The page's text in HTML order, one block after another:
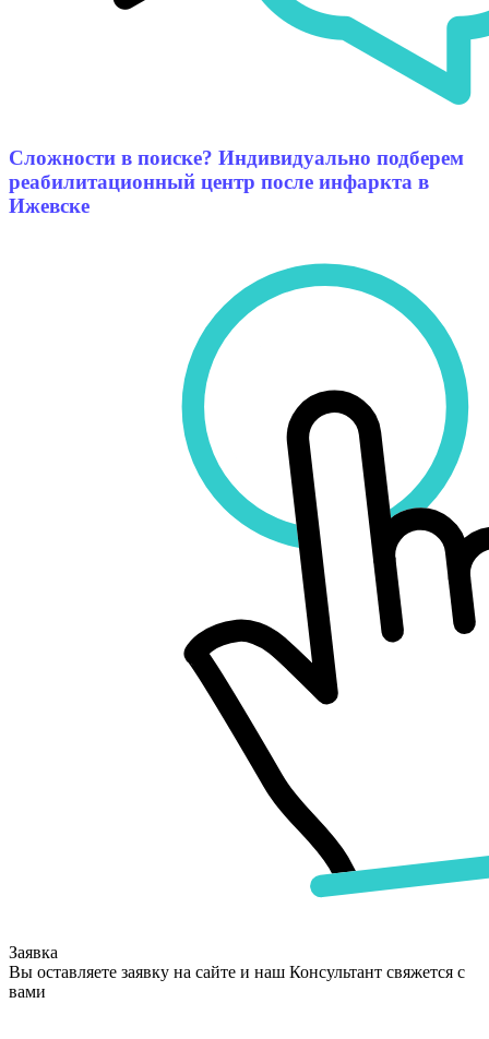
Сложности в поиске? Индивидуально подберем
реабилитационный центр после инфаркта в
Ижевске
Заявка
Вы оставляете заявку на сайте и наш Консультант свяжется с
вами